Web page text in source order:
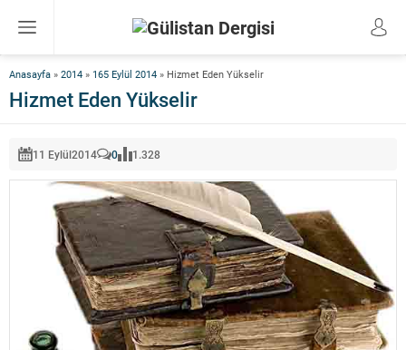
Anasayfa » 2014 » 165 Eylül 2014 » Hizmet Eden Yükselir
Hizmet Eden Yükselir
11 Eylül2014 0 1.328